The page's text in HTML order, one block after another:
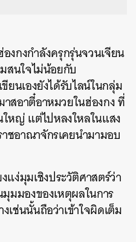
งกงกำลังครุกรุ่นจวนเจียน
สนใจไม่น้อยกับ
ยนเองยังได้รับไลน์ในกลุ่ม
สอาตี๋อาหมวยในฮ่องกง ที่
ญ่ แต่ไปหลงใหลในแสง
ชอาณาจักรเคยนำมามอบ
แง่มุมเชิงประวัติศาสตร์ว่า
มมองของเหตุผลในการ
เช่นนั้นถือว่าเข้าใจผิดเต็ม